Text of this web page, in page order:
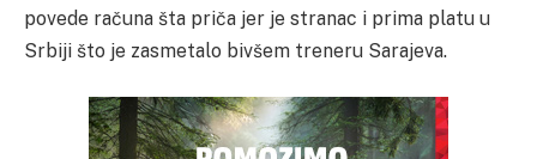
povede računa šta priča jer je stranac i prima platu u
Srbiji što je zasmetalo bivšem treneru Sarajeva.